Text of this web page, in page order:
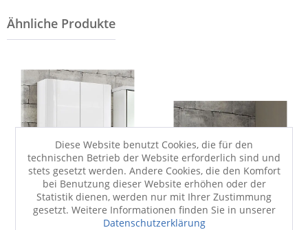
Diese Website benutzt Cookies, die für den
technischen Betrieb der Website erforderlich sind und
stets gesetzt werden. Andere Cookies, die den Komfort
bei Benutzung dieser Website erhöhen oder der
Statistik dienen, werden nur mit Ihrer Zustimmung
gesetzt. Weitere Informationen finden Sie in unserer
Datenschutzerklärung